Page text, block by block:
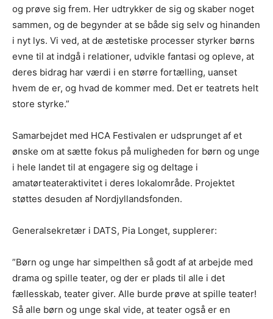
og prøve sig frem. Her udtrykker de sig og skaber noget
sammen, og de begynder at se både sig selv og hinanden
i nyt lys. Vi ved, at de æstetiske processer styrker børns
evne til at indgå i relationer, udvikle fantasi og opleve, at
deres bidrag har værdi i en større fortælling, uanset
hvem de er, og hvad de kommer med. Det er teatrets helt
store styrke.”
Samarbejdet med HCA Festivalen er udsprunget af et
ønske om at sætte fokus på muligheden for børn og unge
i hele landet til at engagere sig og deltage i
amatørteateraktivitet i deres lokalområde. Projektet
støttes desuden af Nordjyllandsfonden.
Generalsekretær i DATS, Pia Longet, supplerer:
”Børn og unge har simpelthen så godt af at arbejde med
drama og spille teater, og der er plads til alle i det
fællesskab, teater giver. Alle burde prøve at spille teater!
Så alle børn og unge skal vide, at teater også er en